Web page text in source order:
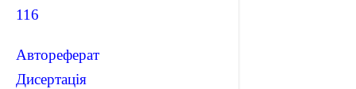
116
Автореферат
Дисертація